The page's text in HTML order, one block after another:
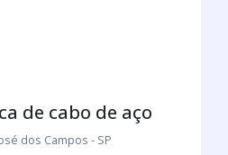
de cabo de aço
dos Campos - SP